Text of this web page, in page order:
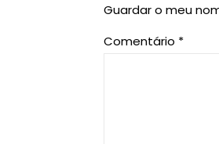
Guardar o meu
Comentário *